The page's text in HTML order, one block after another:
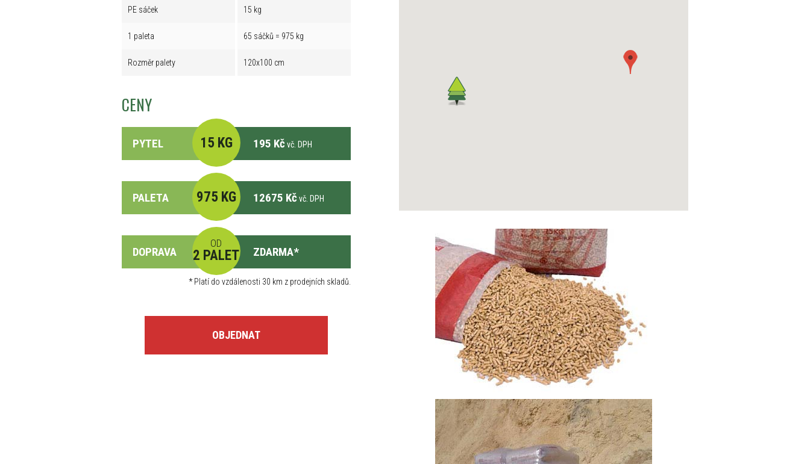
PE sáček 15 kg
1 paleta 65 sáčků = 975 kg
Rozměr palety 120x100 cm
CENY
PYTEL 15 KG 195 Kč vč. DPH
PALETA 975 KG 12675 Kč vč. DPH
DOPRAVA
OD
2 PALET ZDARMA*
*Platí do vzdálenosti 30 km z prodejních skladů.
OBJEDNAT